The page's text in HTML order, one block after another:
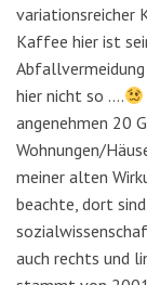
variationsreicher
Kaffee hier ist
Abfallvermeidung
hier nicht so ….
angenehmen 20
Wohnungen/
meiner alten
beachte, dort
auch rechts und